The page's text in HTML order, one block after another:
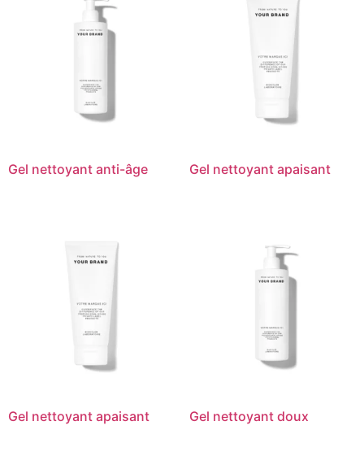
Gel nettoyant anti-âge Gel nettoyant apaisant
Gel nettoyant apaisant Gel nettoyant doux